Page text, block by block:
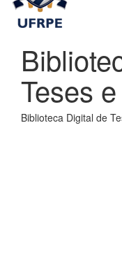
Teses
Biblioteca Digital de